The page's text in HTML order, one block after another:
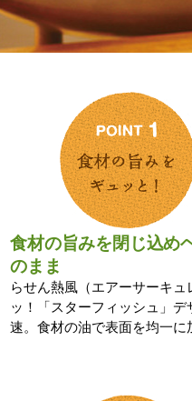
食材の旨みを閉じ込め
のまま
らせん熱風（エアーサーキ
ッ！「スターフィッシュ」
速。食材の油で表面を均一に